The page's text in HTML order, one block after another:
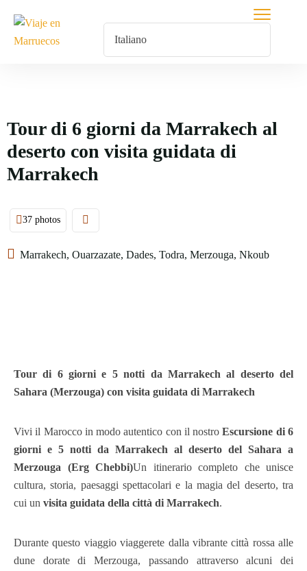
Tour di 6 giorni da Marrakech al
deserto con visita guidata di
Marrakech
37 photos
Marrakech, Ouarzazate, Dades, Todra, Merzouga, Nkoub
Tour di 6 giorni e 5 notti da Marrakech al deserto del
Sahara (Merzouga) con visita guidata di Marrakech
Vivi il Marocco in modo autentico con il nostroEscursione di 6
giorni e 5 notti da Marrakech al deserto del Sahara a
Merzouga (Erg Chebbi)Un itinerario completo che unisce
cultura, storia, paesaggi spettacolari e la magia del deserto, tra
cui un visita guidata della città di Marrakech.
Durante questo viaggio viaggerete dalla vibrante città rossa alle
dune dorate di Merzouga, passando attraverso alcuni dei